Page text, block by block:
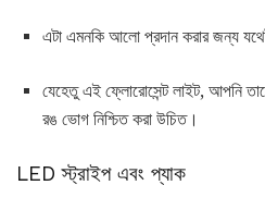
এটা এমনকি আলো প্রদান করার জন্য
যেহেতু এই ফ্লোরোসেন্ট লাইট, আপনি
রঙ ভোগ নিশ্চিত করা উচিত।
LED স্ট্রাইপ এবং প্যাক